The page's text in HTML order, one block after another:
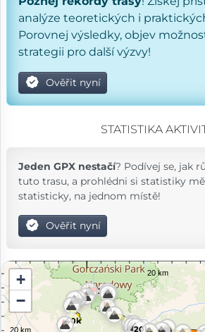
analýze teoretických i
Porovnej výsledky, objev
strategii pro další výzvy!
Ověřit nyní
STATISTIKA
Jeden GPX nestačí? Podívej se, jak
tuto trasu, a prohlédni si statistiky
statisticky, na jednom místě!
Ověřit nyní
40k
20k
30k
+
−